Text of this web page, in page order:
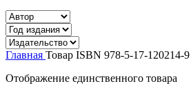
Главная Товар ISBN 978-5-17-120214-9
Отображение единственного товара